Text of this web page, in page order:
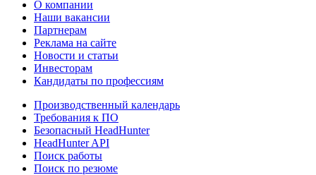
О компании
Наши вакансии
Партнерам
Реклама на сайте
Новости и статьи
Инвесторам
Кандидаты по профессиям
Производственный календарь
Требования к ПО
Безопасный HeadHunter
HeadHunter API
Поиск работы
Поиск по резюме